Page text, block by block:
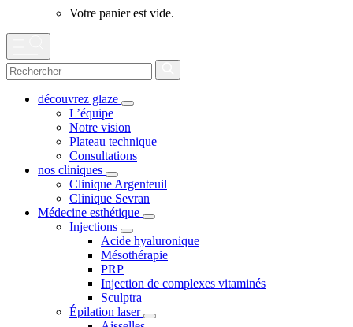
Votre panier est vide.
découvrez glaze
L’équipe
Notre vision
Plateau technique
Consultations
nos cliniques
Clinique Argenteuil
Clinique Sevran
Médecine esthétique
Injections
Acide hyaluronique
Mésothérapie
PRP
Injection de complexes vitaminés
Sculptra
Épilation laser